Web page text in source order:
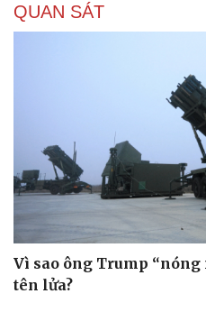
QUAN SÁT
Vì sao ông Trump
tên lửa?